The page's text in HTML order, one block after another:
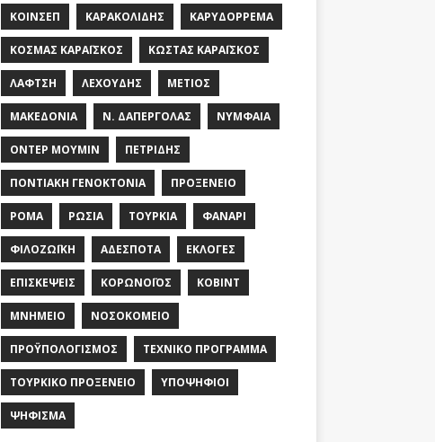
ΚΟΙΝΣΕΠ ΚΑΡΑΚΟΛΊΔΗΣ ΚΑΡΥΔΌΡΡΕΜΑ
ΚΟΣΜΆΣ ΚΑΡΑΪ́ΣΚΟΣ ΚΏΣΤΑΣ ΚΑΡΑΪ́ΣΚΟΣ
ΛΑΦΤΣΉ ΛΕΧΟΎΔΗΣ ΜΈΤΙΟΣ
ΜΑΚΕΔΟΝΊΑ Ν. ΔΑΠΈΡΓΟΛΑΣ ΝΥΜΦΑΊΑ
ΟΝΤΈΡ ΜΟΥΜΊΝ ΠΕΤΡΊΔΗΣ
ΠΟΝΤΙΑΚΉ ΓΕΝΟΚΤΟΝΊΑ ΠΡΟΞΕΝΕΊΟ
ΡΟΜΆ ΡΩΣΊΑ ΤΟΥΡΚΊΑ ΦΑΝΆΡΙ
ΦΙΛΟΖΩΪΚΉ ΑΔΈΣΠΟΤΑ ΕΚΛΟΓΈΣ
ΕΠΙΣΚΈΨΕΙΣ ΚΟΡΩΝΟΪΌΣ ΚΌΒΙΝΤ
ΜΝΗΜΕΊΟ ΝΟΣΟΚΟΜΕΊΟ
ΠΡΟΫΠΟΛΟΓΙΣΜΌΣ ΤΕΧΝΙΚΌ ΠΡΌΓΡΑΜΜΑ
ΤΟΥΡΚΙΚΌ ΠΡΟΞΕΝΕΊΟ ΥΠΟΨΉΦΙΟΙ
ΨΉΦΙΣΜΑ